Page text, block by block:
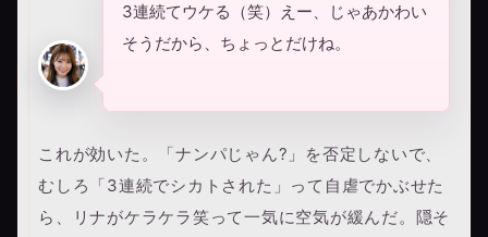
3連続てウケる（笑）えー、じゃあかわい
そうだから、ちょっとだけね。
これが効いた。「ナンパじゃん?」を否定しないで、
むしろ「3連続でシカトされた」って自虐でかぶせた
ら、リナがケラケラ笑って一気に空気が緩んだ。隠そ